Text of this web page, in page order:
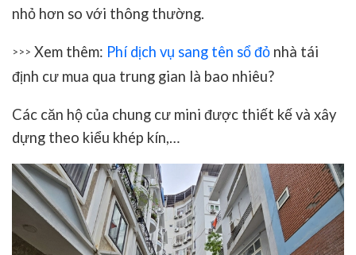
nhỏ hơn so với thông thường.
>>> Xem thêm: Phí dịch vụ sang tên sổ đỏ nhà tái
định cư mua qua trung gian là bao nhiêu?
Các căn hộ của chung cư mini được thiết kế và xây
dựng theo kiểu khép kín,…